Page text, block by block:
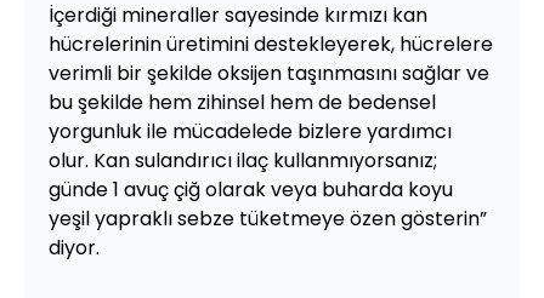
İçerdiği mineraller sayesinde kırmızı kan
hücrelerinin üretimini destekleyerek, hücrelere
verimli bir şekilde oksijen taşınmasını sağlar ve
bu şekilde hem zihinsel hem de bedensel
yorgunluk ile mücadelede bizlere yardımcı
olur. Kan sulandırıcı ilaç kullanmıyorsanız;
günde 1 avuç çiğ olarak veya buharda koyu
yeşil yapraklı sebze tüketmeye özen gösterin”
diyor.